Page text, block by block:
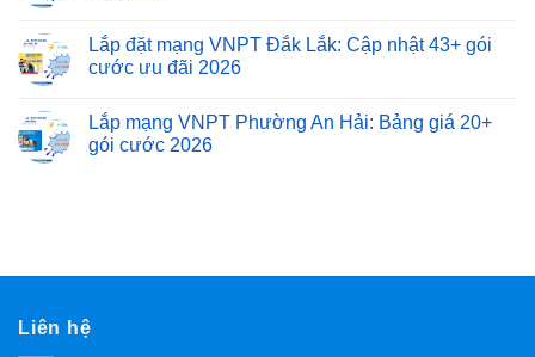
Lắp đặt mạng VNPT Đắk Lắk: Cập nhật 43+ gói
cước ưu đãi 2026
Lắp mạng VNPT Phường An Hải: Bảng giá 20+
gói cước 2026
Liên hệ